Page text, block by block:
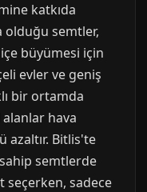
katkıda
olduğu semtler,
büyümesi için
evler ve geniş
bir ortamda
alanlar hava
azaltır. Bitlis'te
semtlerde
seçerken, sadece